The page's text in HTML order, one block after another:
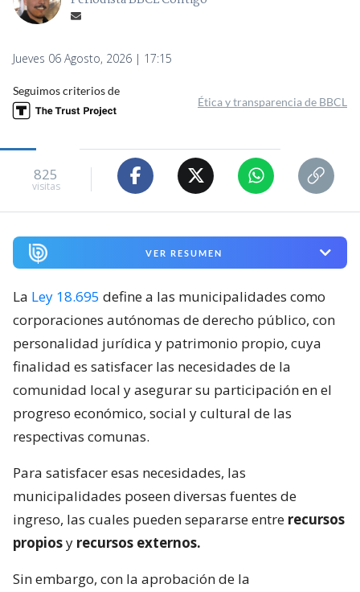
Jueves 06 Agosto, 2026 | 17:15
Seguimos criterios de
Ética y transparencia de BBCL
825
visitas
VER RESUMEN
La Ley 18.695 define a las municipalidades como
corporaciones autónomas de derecho público, con
personalidad jurídica y patrimonio propio, cuya
finalidad es satisfacer las necesidades de la
comunidad local y asegurar su participación en el
progreso económico, social y cultural de las
respectivas comunas.
Para satisfacer esas necesidades, las
municipalidades poseen diversas fuentes de
ingreso, las cuales pueden separarse entre recursos
propiosy recursos externos.
Sin embargo, con la aprobación de la